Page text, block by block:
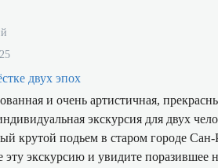
двух эпох
и очень артистичная,
экскурсия для двух
в старом городе Сан-Ремо . А нам , на минуточку, далеко
эту экскурсию и увидите поразившее